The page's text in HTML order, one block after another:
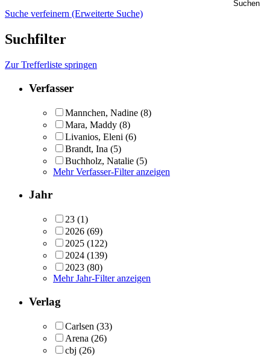
Suche verfeinern (Erweiterte Suche)
Suchfilter
Zur Trefferliste springen
Verfasser
Mannchen, Nadine (8)
Mara, Maddy (8)
Livanios, Eleni (6)
Brandt, Ina (5)
Buchholz, Natalie (5)
Mehr Verfasser-Filter anzeigen
Jahr
23 (1)
2026 (69)
2025 (122)
2024 (139)
2023 (80)
Mehr Jahr-Filter anzeigen
Verlag
Carlsen (33)
Arena (26)
cbj (26)